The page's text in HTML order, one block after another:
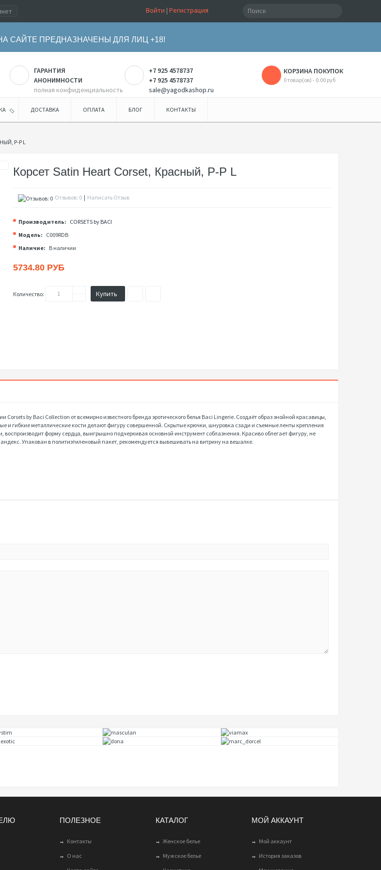
Войти | Регистрация
САЙТЕ ПРЕДНАЗНАЧЕНЫ ДЛЯ ЛИЦ +18!
ГАРАНТИЯ
АНОНИМНОСТИ
полная конфиденциальность
+7 925 4578737
+7 925 4578737
sale@yagodkashop.ru
КОРЗИНА ПОКУПОК
0 товар(ов) - 0.00 руб
ДОСТАВКА ОПЛАТА БЛОГ КОНТАКТЫ
Р-Р L
Корсет Satin Heart Corset, Красный, Р-Р L
Отзывов: 0| Написать Отзыв
Производитель: CORSETS by BACI
Модель: C009RDB
Наличие: В наличии
5734.80 РУБ
Количество: Купить
by Baci Collection от всемирно известного бренда эротического белья Baci Lingerie. Создаёт образ знойной красавицы,
и гибкие металлические кости делают фигуру совершенной. Скрытые крючки, шнуровка сзади и съемные ленты крепления
форму сердца, выигрышно подчеркивая основной инструмент соблазнения. Красиво облегает фигуру, не
Упакован в политиэтиленовый пакет, рекомендуется вывешивать на витрину на вешалке.
ПОЛЕЗНОЕ
Контакты
О нас
КАТАЛОГ
Женское белье
Мужское белье
МОЙ АККАУНТ
Мой аккаунт
История заказов